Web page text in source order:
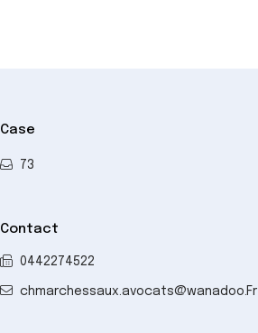
Case
73
Contact
0442274522
chmarchessaux.avocats@wanadoo.Fr